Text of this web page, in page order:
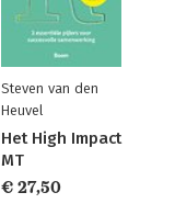
Steven van den
Heuvel
Het High Impact
MT
€ 27,50